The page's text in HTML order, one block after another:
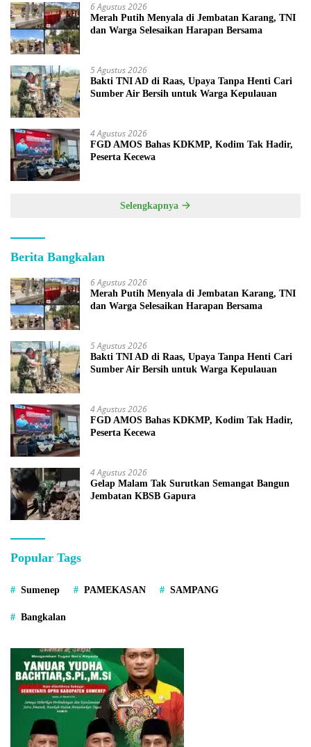
6 Agustus 2026
Merah Putih Menyala di Jembatan Karang, TNI
dan Warga Selesaikan Harapan Bersama
5 Agustus 2026
Bakti TNI AD di Raas, Upaya Tanpa Henti Cari
Sumber Air Bersih untuk Warga Kepulauan
4 Agustus 2026
FGD AMOS Bahas KDKMP, Kodim Tak Hadir,
Peserta Kecewa
Selengkapnya
Berita Bangkalan
6 Agustus 2026
Merah Putih Menyala di Jembatan Karang, TNI
dan Warga Selesaikan Harapan Bersama
5 Agustus 2026
Bakti TNI AD di Raas, Upaya Tanpa Henti Cari
Sumber Air Bersih untuk Warga Kepulauan
4 Agustus 2026
FGD AMOS Bahas KDKMP, Kodim Tak Hadir,
Peserta Kecewa
4 Agustus 2026
Gelap Malam Tak Surutkan Semangat Bangun
Jembatan KBSB Gapura
Popular Tags
Sumenep PAMEKASAN SAMPANG
Bangkalan